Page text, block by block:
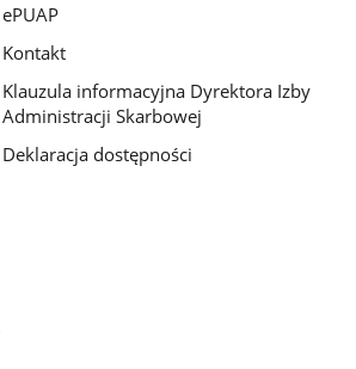
ePUAP
Kontakt
Klauzula informacyjna Dyrektora Izby
Administracji Skarbowej
Deklaracja dostępności